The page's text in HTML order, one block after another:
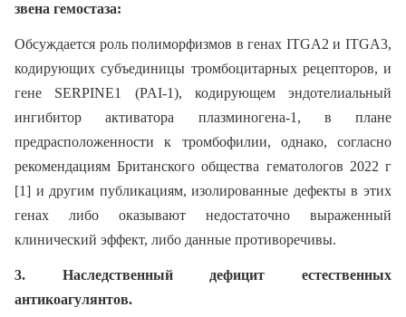
звена гемостаза:
Обсуждается роль полиморфизмов в генах ITGA2 и ITGA3,
кодирующих субъединицы тромбоцитарных рецепторов, и
гене SERPINE1 (PAI-1), кодирующем эндотелиальный
ингибитор активатора плазминогена-1, в плане
предрасположенности к тромбофилии, однако, согласно
рекомендациям Британского общества гематологов 2022 г
[1] и другим публикациям, изолированные дефекты в этих
генах либо оказывают недостаточно выраженный
клинический эффект, либо данные противоречивы.
3. Наследственный дефицит естественных
антикоагулянтов.